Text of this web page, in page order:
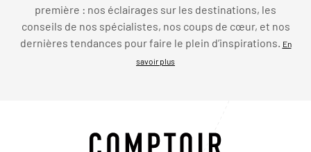
première : nos éclairages sur les destinations, les
conseils de nos spécialistes, nos coups de cœur, et nos
dernières tendances pour faire le plein d’inspirations.
En
savoir plus